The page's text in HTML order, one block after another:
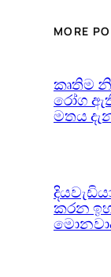
MORE
කෘතිම
රෝග
මතය
කරන